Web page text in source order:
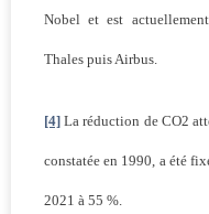
Nobel et est
Thales puis Airbus.
[4] La réduction de CO2
constatée en 1990, a été
2021 à 55 %.